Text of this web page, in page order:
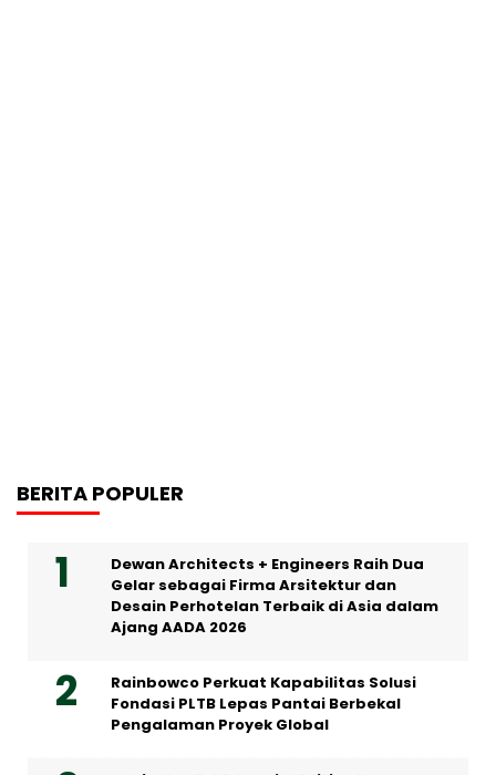
BERITA POPULER
Dewan Architects + Engineers Raih Dua
Gelar sebagai Firma Arsitektur dan
Desain Perhotelan Terbaik di Asia dalam
Ajang AADA 2026
Rainbowco Perkuat Kapabilitas Solusi
Fondasi PLTB Lepas Pantai Berbekal
Pengalaman Proyek Global